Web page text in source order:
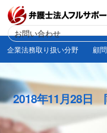
お問い合わせ
企業法務取り扱い分野 顧
2018年11月28日